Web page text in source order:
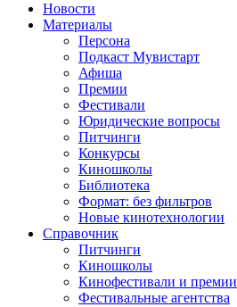
Новости
Материалы
Персона
Подкаст Мувистарт
Афиша
Премии
Фестивали
Юридические вопросы
Питчинги
Конкурсы
Киношколы
Библиотека
Формат: без фильтров
Новые кинотехнологии
Справочник
Питчинги
Киношколы
Кинофестивали и премии
Фестивальные агентства